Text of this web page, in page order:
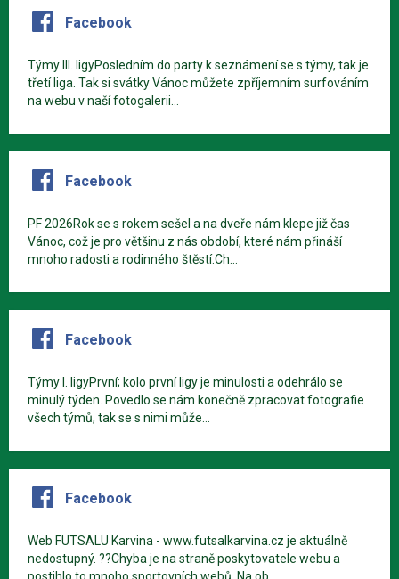
Facebook
Týmy III. ligyPosledním do party k seznámení se s týmy, tak je
třetí liga. Tak si svátky Vánoc můžete zpříjemním surfováním
na webu v naší fotogalerii...
Facebook
PF 2026Rok se s rokem sešel a na dveře nám klepe již čas
Vánoc, což je pro většinu z nás období, které nám přináší
mnoho radosti a rodinného štěstí.Ch...
Facebook
Týmy I. ligyPrvní; kolo první ligy je minulosti a odehrálo se
minulý týden. Povedlo se nám konečně zpracovat fotografie
všech týmů, tak se s nimi může...
Facebook
Web FUTSALU Karvina - www.futsalkarvina.cz je aktuálně
nedostupný. ??Chyba je na straně poskytovatele webu a
postihlo to mnoho sportovních webů. Na ob...